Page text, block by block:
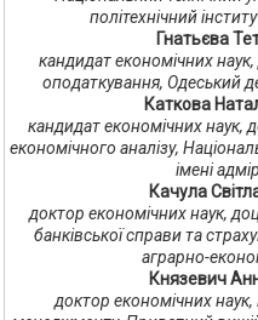
політехнічний
Гнатьєва
кандидат економічних
оподаткування, Одеський
Каткова
кандидат економічних наук,
економічного аналізу,
імені
Качула
доктор економічних наук,
банківської справи та
аграрно-
Князевич
доктор економічних